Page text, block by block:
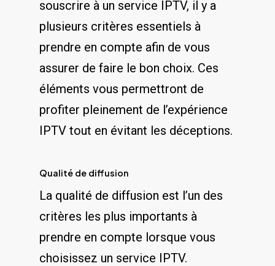
souscrire à un service⁣ IPTV,​ il y ​a
plusieurs ⁣critères essentiels ⁣à
prendre en⁢ compte‌ afin de ⁣vous
assurer de faire le bon choix. Ces
éléments vous permettront de⁢
profiter pleinement de l’expérience
IPTV‌ tout en évitant ⁤les déceptions.
Qualité⁤ de ⁣diffusion
La qualité de diffusion ‍est l’un des
critères les plus ​importants à
prendre en compte lorsque vous
choisissez un⁢ service IPTV.